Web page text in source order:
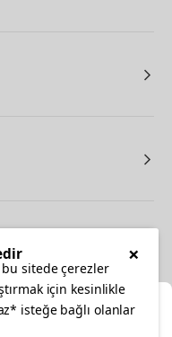
×
bu sitede çerezler
için kesinlikle
isteğe bağlı olanlar